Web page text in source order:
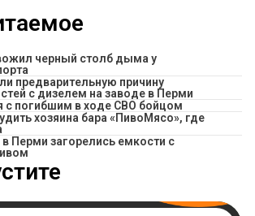
черный столб дыма у
предварительную причину
с дизелем на заводе в Перми
с погибшим в ходе СВО бойцом
хозяина бара «ПивоМясо», где
Перми загорелись емкости с